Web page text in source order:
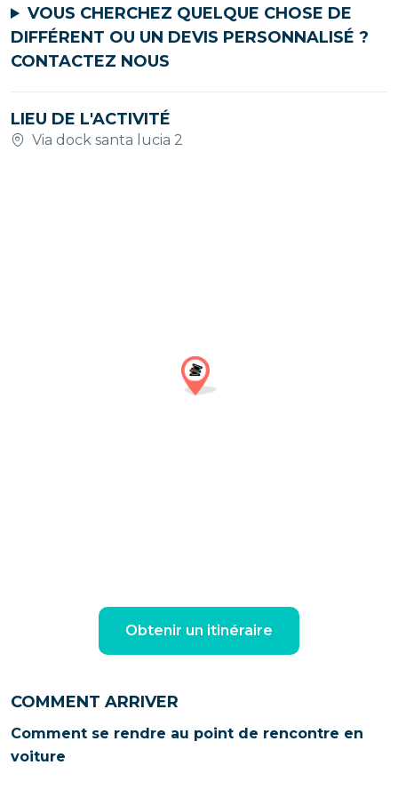
VOUS CHERCHEZ QUELQUE CHOSE DE
DIFFÉRENT OU UN DEVIS PERSONNALISÉ ?
CONTACTEZ NOUS
LIEU DE L'ACTIVITÉ
Via dock santa lucia 2
Obtenir un itinéraire
COMMENT ARRIVER
Comment se rendre au point de rencontre en
voiture